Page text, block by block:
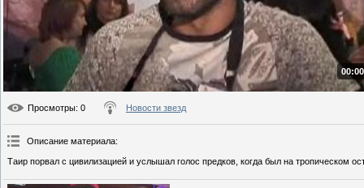
Просмотры: 0 Новости звезд
Описание материала:
Таир порвал с цивилизацией и услышал голос предков, когда был на тропическом